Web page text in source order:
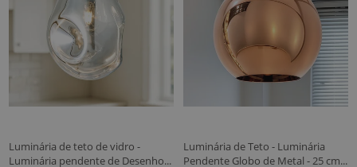
Luminária de teto de vidro -
Luminária pendente de Desenho...
Luminária de Teto - Luminária
Pendente Globo de Metal - 25 cm...